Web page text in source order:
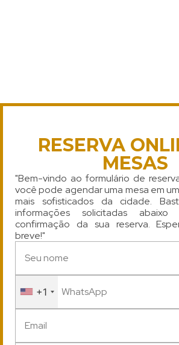
RESERVA
MESAS
"Bem-vindo ao formulário de
você pode agendar uma mesa em
mais sofisticados da cidade.
informações solicitadas
confirmação da sua reserva.
breve!"
+1